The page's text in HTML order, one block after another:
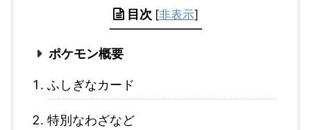
目次 [非表示]
ポケモン概要
ふしぎなカード
特別なわざなど